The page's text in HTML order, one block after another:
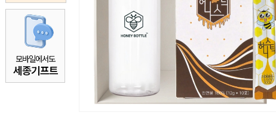
모바일에서도
세종기프트